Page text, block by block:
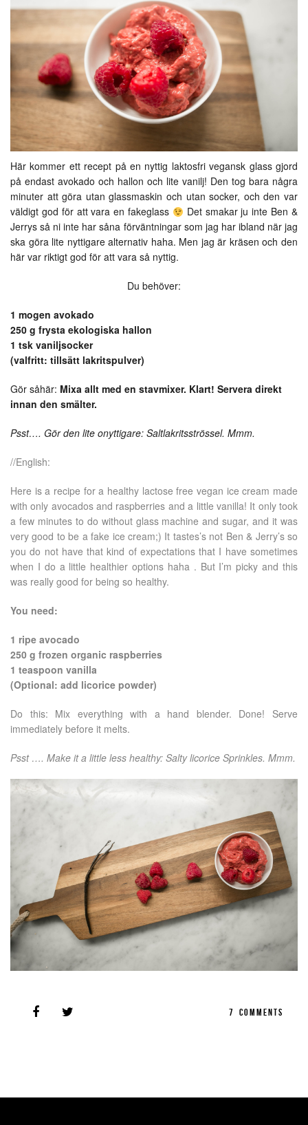
Här kommer ett recept på en nyttig laktosfri vegansk glass gjord
på endast avokado och hallon och lite vanilj! Den tog bara några
minuter att göra utan glassmaskin och utan socker, och den var
väldigt god för att vara en fakeglass
Det smakar ju inte Ben &
Jerrys så ni inte har såna förväntningar som jag har ibland när jag
ska göra lite nyttigare alternativ haha. Men jag är kräsen och den
här var riktigt god för att vara så nyttig.
Du behöver:
1 mogen avokado
250 g frysta ekologiska hallon
1 tsk vaniljsocker
(valfritt: tillsätt lakritspulver)
Gör såhär: Mixa allt med en stavmixer. Klart! Servera direkt
innan den smälter.
Psst…. Gör den lite onyttigare: Saltlakritsströssel. Mmm.
//English:
Here is a recipe for a healthy lactose free vegan ice cream made
with only avocados and raspberries and a little vanilla! It only took
a few minutes to do without glass machine and sugar, and it was
very good to be a fake ice cream;) It tastes’s not Ben & Jerry’s so
you do not have that kind of expectations that I have sometimes
when I do a little healthier options haha . But I’m picky and this
was really good for being so healthy.
You need:
1 ripe avocado
250 g frozen organic raspberries
1 teaspoon vanilla
(Optional: add licorice powder)
Do this: Mix everything with a hand blender. Done! Serve
immediately before it melts.
Psst …. Make it a little less healthy: Salty licorice Sprinkles. Mmm.
7 COMMENTS